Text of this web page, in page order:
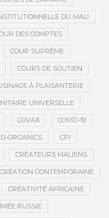
DU MALI
DES COMPTES
COUR SUPRÊME
COURS DE SOUTIEN
À PLAISANTERIE
UNIVERSELLE
COVAX COVID-19
ORGANICS CPI
CRÉATEURS MALIENS
CRÉATION CONTEMPORAINE
CRÉATIVITÉ AFRICAINE
RUSSIE